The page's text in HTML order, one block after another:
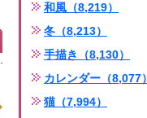
和風（8,219）
冬（8,213）
手描き（8,130）
カレンダー（8,077）
猫（7,994）